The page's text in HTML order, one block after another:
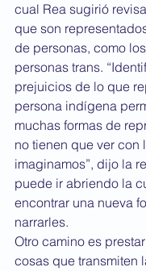
cual Rea sugirió
que son
de personas, como
personas trans.
prejuicios de lo que
persona indígena
muchas formas de
no tienen que ver con
imaginamos”, dijo la
puede ir abriendo la
encontrar una nueva
narrarles.
Otro camino es
cosas que transmiten